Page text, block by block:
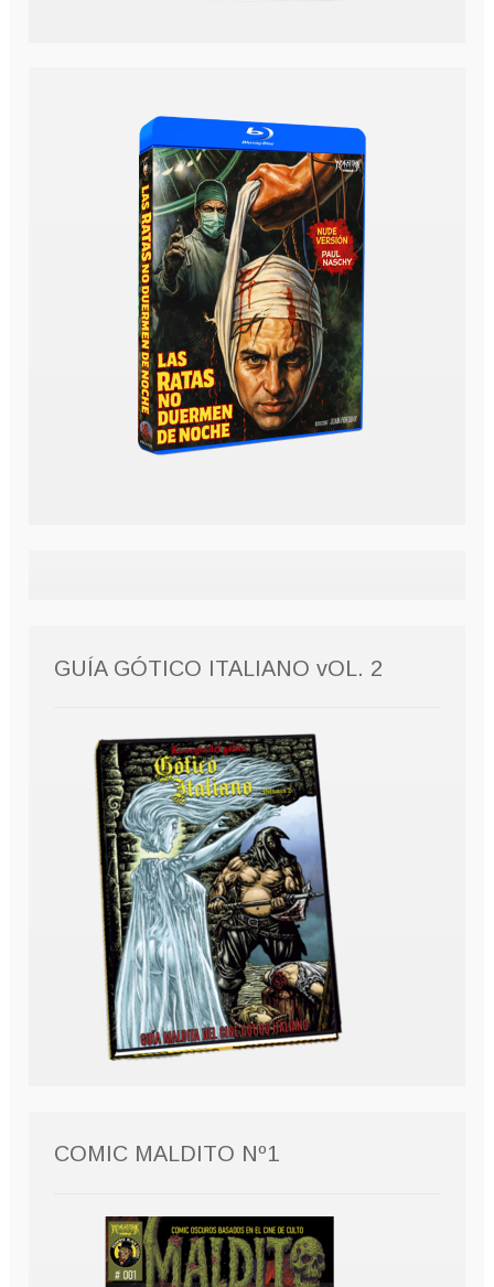
GUÍA GÓTICO ITALIANO vOL. 2
COMIC MALDITO Nº1